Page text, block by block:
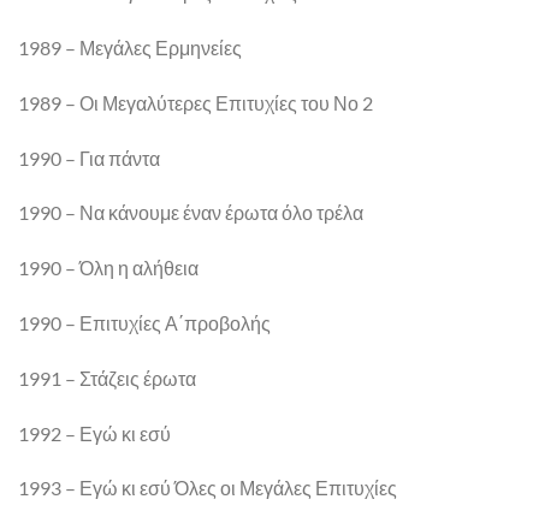
1989 – Μεγάλες Ερμηνείες
1989 – Οι Μεγαλύτερες Επιτυχίες του Νο 2
1990 – Για πάντα
1990 – Να κάνουμε έναν έρωτα όλο τρέλα
1990 – Όλη η αλήθεια
1990 – Επιτυχίες Α΄προβολής
1991 – Στάζεις έρωτα
1992 – Εγώ κι εσύ
1993 – Εγώ κι εσύ Όλες οι Μεγάλες Επιτυχίες